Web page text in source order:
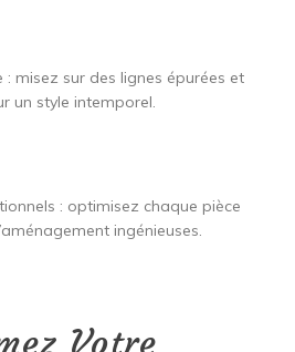
: misez sur des lignes épurées et
un style intemporel.
: optimisez chaque pièce
ingénieuses.